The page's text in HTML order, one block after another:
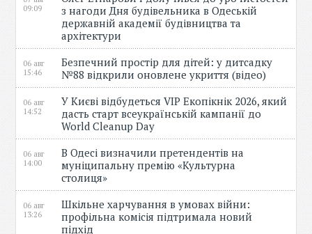
09:09
з нагоди Дня будівельника в Одеській
державній академії будівництва та
архітектури
06 авг
15:46
Безпечний простір для дітей: у дитсадку
№88 відкрили оновлене укриття (відео)
06 авг
14:52
У Києві відбудеться VIP Екопікнік 2026, який
дасть старт всеукраїнській кампанії до
World Cleanup Day
06 авг
14:00
В Одесі визначили претендентів на
муніципальну премію «Культурна
столиця»
06 авг
13:26
Шкільне харчування в умовах війни:
профільна комісія підтримала новий
підхід